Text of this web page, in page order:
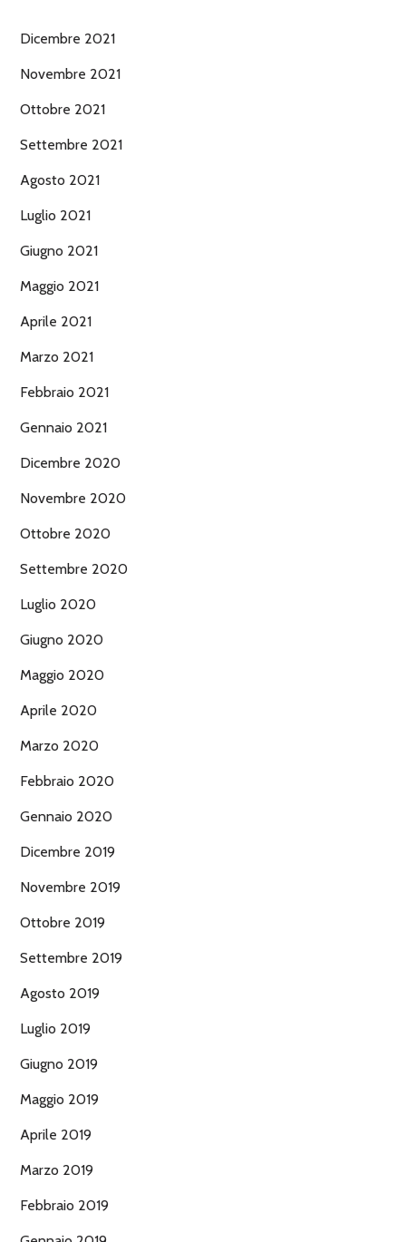
Dicembre 2021
Novembre 2021
Ottobre 2021
Settembre 2021
Agosto 2021
Luglio 2021
Giugno 2021
Maggio 2021
Aprile 2021
Marzo 2021
Febbraio 2021
Gennaio 2021
Dicembre 2020
Novembre 2020
Ottobre 2020
Settembre 2020
Luglio 2020
Giugno 2020
Maggio 2020
Aprile 2020
Marzo 2020
Febbraio 2020
Gennaio 2020
Dicembre 2019
Novembre 2019
Ottobre 2019
Settembre 2019
Agosto 2019
Luglio 2019
Giugno 2019
Maggio 2019
Aprile 2019
Marzo 2019
Febbraio 2019